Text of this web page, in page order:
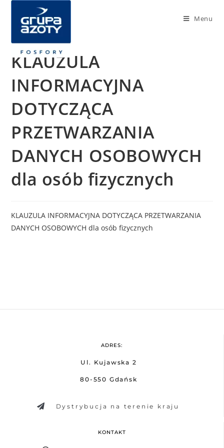
Menu
KLAUZULA
INFORMACYJNA
DOTYCZĄCA
PRZETWARZANIA
DANYCH OSOBOWYCH
dla osób fizycznych
KLAUZULA INFORMACYJNA DOTYCZĄCA PRZETWARZANIA
DANYCH OSOBOWYCH dla osób fizycznych
ADRES:
Ul. Kujawska 2
80-550 Gdańsk
Dystrybucja na terenie kraju
KONTAKT